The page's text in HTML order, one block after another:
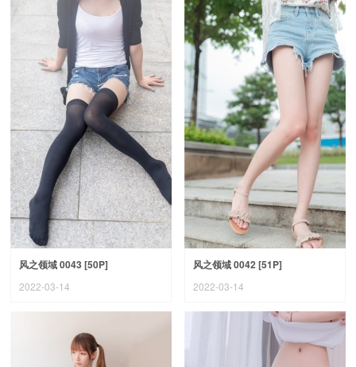
风之领域 0043 [50P]
2022-03-14
风之领域 0042 [51P]
2022-03-14